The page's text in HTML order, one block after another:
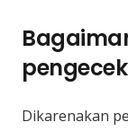
Dikarenakan